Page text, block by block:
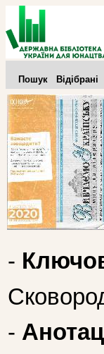
Пошук Відібрані
-
-